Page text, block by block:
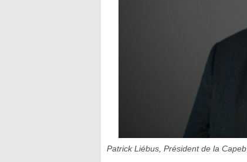
Patrick Liébus, Président de la Capeb